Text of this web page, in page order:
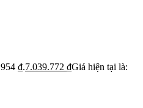
₫.7.039.772 ₫Giá hiện tại là: